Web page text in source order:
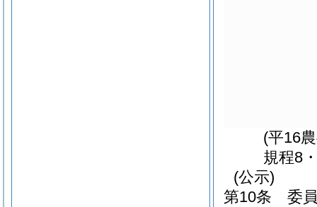
(平16
規程8
(公示)
第10条
委